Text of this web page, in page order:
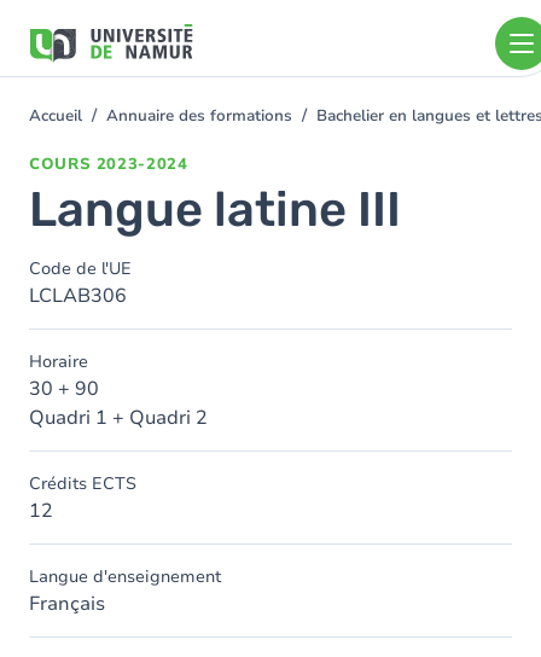
contenu
You
Accueil Annuaire des formations Bachelier en langues et
COURS 2023-2024
Langue latine III
Code de l'UE
LCLAB306
Horaire
30 + 90
Quadri 1 + Quadri 2
Crédits ECTS
12
Langue d'enseignement
Français